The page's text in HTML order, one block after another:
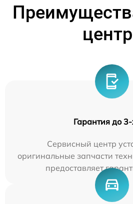
Гарантия до 3-
Сервисный центр
оригинальные запчасти
предоставляет